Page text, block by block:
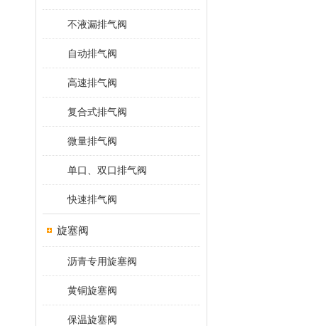
不液漏排气阀
自动排气阀
高速排气阀
复合式排气阀
微量排气阀
单口、双口排气阀
快速排气阀
旋塞阀
沥青专用旋塞阀
黄铜旋塞阀
保温旋塞阀